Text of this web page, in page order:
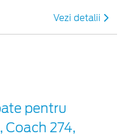
Vezi detalii
pentru
274,